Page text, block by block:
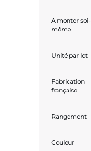
A monter soi-
même
Unité par lot
Fabrication
française
Rangement
Couleur